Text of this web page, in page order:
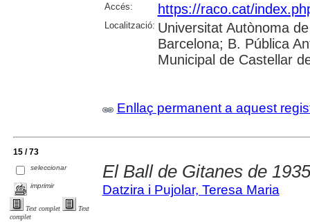
Accés: https://raco.cat/
Localització: Universitat Autònoma
Barcelona; B. Pública
Municipal de Castellar
Enllaç permanent a aquest
15 / 73
seleccionar
imprimir
Text complet
Text
complet
El Ball de Gitanes de
Datzira i Pujolar, Teresa Maria